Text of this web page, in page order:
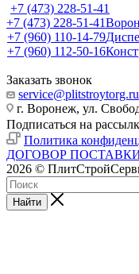
+7 (473) 228-51-41
+7 (473) 228-51-41
+7 (960) 110-14-79
+7 (960) 112-50-16
Заказать звонок
service@plitstroytorg.ru
г. Воронеж, ул.
Подписаться на
Политика
ДОГОВОР
2026 ©
Найти